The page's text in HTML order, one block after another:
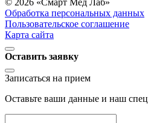
Обработка персональных данных
Пользовательское соглашение
Карта сайта
Оставить заявку
Записаться на прием
Оставьте ваши данные и наш